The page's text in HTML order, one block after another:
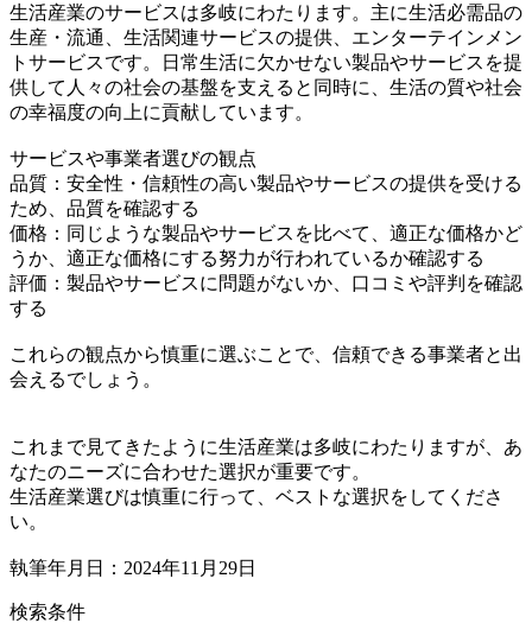
生活産業のサービスは多岐にわたります。主に生活必需品の
生産・流通、生活関連サービスの提供、エンターテインメン
トサービスです。日常生活に欠かせない製品やサービスを提
供して人々の社会の基盤を支えると同時に、生活の質や社会
の幸福度の向上に貢献しています。
サービスや事業者選びの観点
品質：安全性・信頼性の高い製品やサービスの提供を受ける
ため、品質を確認する
価格：同じような製品やサービスを比べて、適正な価格かど
うか、適正な価格にする努力が行われているか確認する
評価：製品やサービスに問題がないか、口コミや評判を確認
する
これらの観点から慎重に選ぶことで、信頼できる事業者と出
会えるでしょう。
これまで見てきたように生活産業は多岐にわたりますが、あ
なたのニーズに合わせた選択が重要です。
生活産業選びは慎重に行って、ベストな選択をしてくださ
い。
執筆年月日：2024年11月29日
検索条件